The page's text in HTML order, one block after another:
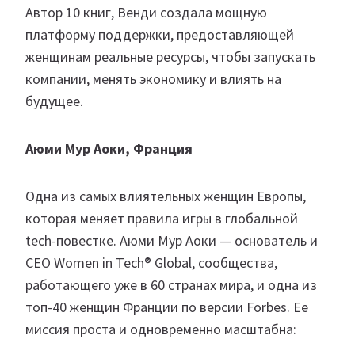
Автор 10 книг, Венди создала мощную
платформу поддержки, предоставляющей
женщинам реальные ресурсы, чтобы запускать
компании, менять экономику и влиять на
будущее.
Аюми Мур Аоки, Франция
Одна из самых влиятельных женщин Европы,
которая меняет правила игры в глобальной
tech-повестке. Аюми Мур Аоки — основатель и
CEO Women in Tech® Global, сообщества,
работающего уже в 60 странах мира, и одна из
топ-40 женщин Франции по версии Forbes. Ее
миссия проста и одновременно масштабна: